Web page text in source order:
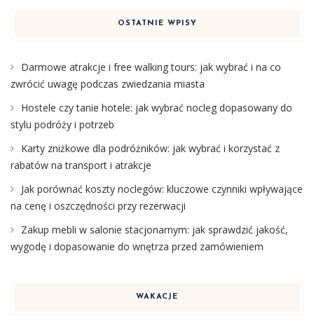
OSTATNIE WPISY
Darmowe atrakcje i free walking tours: jak wybrać i na co
zwrócić uwagę podczas zwiedzania miasta
Hostele czy tanie hotele: jak wybrać nocleg dopasowany do
stylu podróży i potrzeb
Karty zniżkowe dla podróżników: jak wybrać i korzystać z
rabatów na transport i atrakcje
Jak porównać koszty noclegów: kluczowe czynniki wpływające
na cenę i oszczędności przy rezerwacji
Zakup mebli w salonie stacjonarnym: jak sprawdzić jakość,
wygodę i dopasowanie do wnętrza przed zamówieniem
WAKACJE